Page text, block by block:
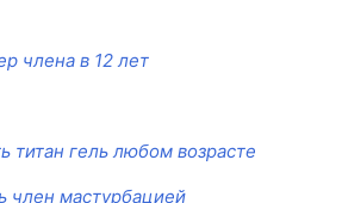
члена в 12 лет
титан гель любом возрасте
член мастурбацией